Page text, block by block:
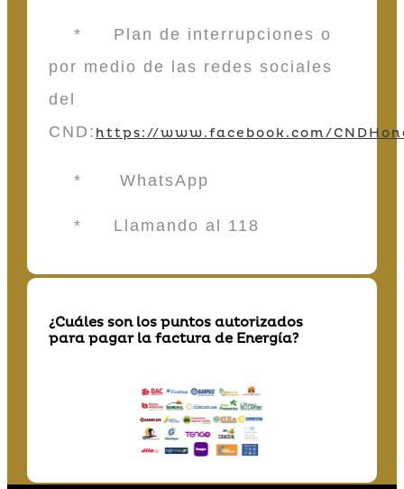
* Plan de interrupciones o
por medio de las redes sociales
del
CND: https://www.facebook.com/
* WhatsApp
* Llamando al 118
¿Cuáles son los puntos autorizados
para pagar la factura de Energía?